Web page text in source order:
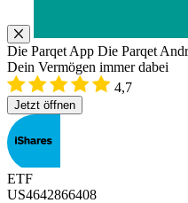
Die Parqet App Die Parqet
Dein Vermögen immer dabei
4,7
Jetzt öffnen
ETF
US4642866408